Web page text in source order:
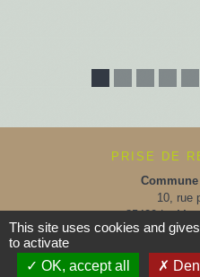
PRISE DE
10, rue
85420 Le
+33 2
Contact
This site uses cookies and
to activate
OK, accept all